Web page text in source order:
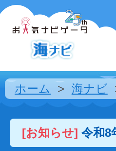
ホーム 海ナビ
[お知らせ] 令和8